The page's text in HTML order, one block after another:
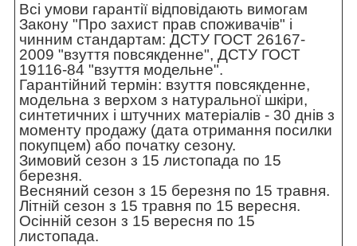
Всі умови гарантії відповідають вимогам
Закону "Про захист прав споживачів" і
чинним стандартам: ДСТУ ГОСТ 26167-
2009 "взуття повсякденне", ДСТУ ГОСТ
19116-84 "взуття модельне".
Гарантійний термін: взуття повсякденне,
модельна з верхом з натуральної шкіри,
синтетичних і штучних матеріалів - 30 днів з
моменту продажу (дата отримання посилки
покупцем) або початку сезону.
Зимовий сезон з 15 листопада по 15
березня.
Весняний сезон з 15 березня по 15 травня.
Літній сезон з 15 травня по 15 вересня.
Осінній сезон з 15 вересня по 15
листопада.